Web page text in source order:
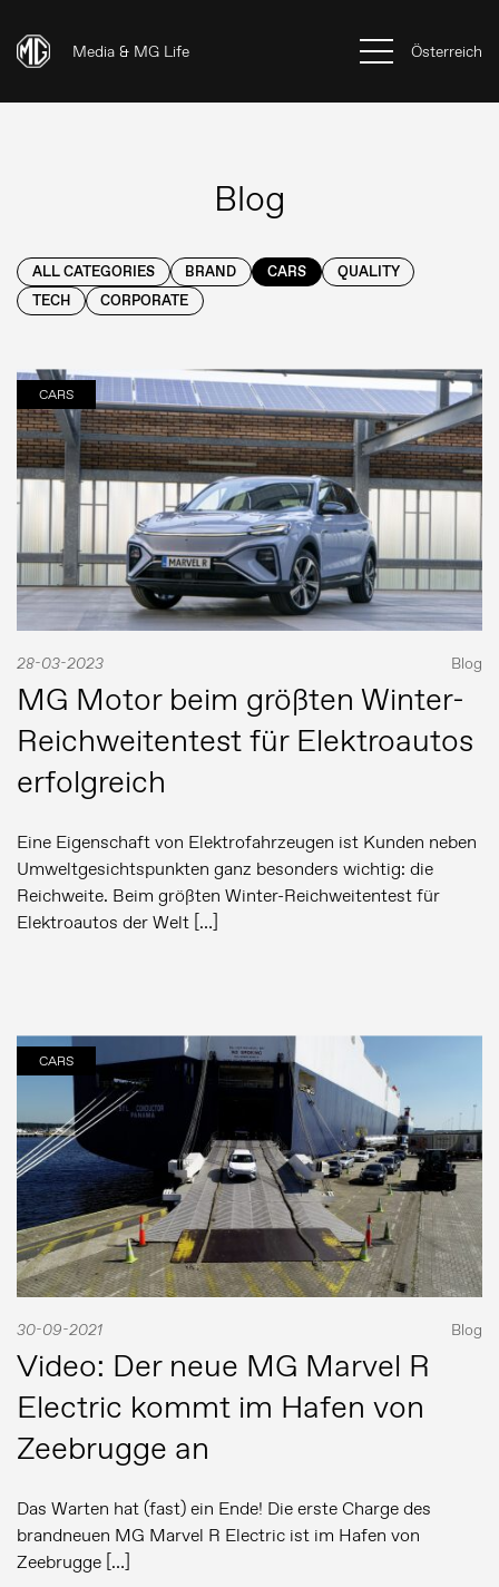
Media & MG Life Österreich
Blog
ALL CATEGORIES BRAND CARS
QUALITY
TECH
CORPORATE
CARS
28-03-2023 Blog
MG Motor beim größten Winter-
Reichweitentest für Elektroautos
erfolgreich
Eine Eigenschaft von Elektrofahrzeugen ist Kunden neben
Umweltgesichtspunkten ganz besonders wichtig: die
Reichweite. Beim größten Winter-Reichweitentest für
Elektroautos der Welt […]
CARS
30-09-2021 Blog
Video: Der neue MG Marvel R
Electric kommt im Hafen von
Zeebrugge an
Das Warten hat (fast) ein Ende! Die erste Charge des
brandneuen MG Marvel R Electric ist im Hafen von
Zeebrugge […]